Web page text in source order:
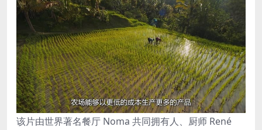
该片由世界著名餐厅 Noma 共同拥有人、厨师 René